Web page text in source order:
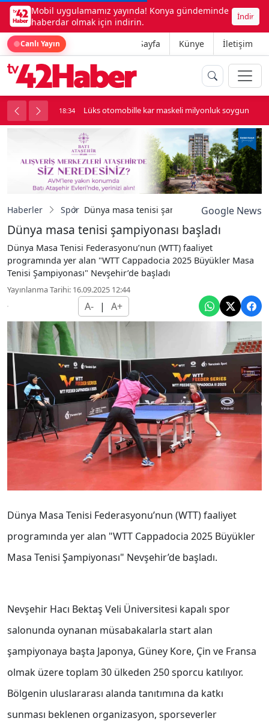
Mobil uygulamamız yayında! Konya gündeminde
haberdar olmak için indirin.
İndir
Canlı Yayın Ana Sayfa Künye İletişim
kavga çıktı 18:34 Lüks otomobille kar maskeli milyonluk soygun
Haberler Spor Dünya masa tenisi şampiyonası başladı
Google News
Dünya masa tenisi şampiyonası başladı
Dünya Masa Tenisi Federasyonu’nun (WTT) faaliyet
programında yer alan "WTT Cappadocia 2025 Büyükler Masa
Tenisi Şampiyonası" Nevşehir’de başladı
Yayınlanma Tarihi: 16.09.2025 12:44
A- | A+
Dünya Masa Tenisi Federasyonu’nun (WTT) faaliyet
programında yer alan "WTT Cappadocia 2025 Büyükler
Masa Tenisi Şampiyonası" Nevşehir’de başladı.
Nevşehir Hacı Bektaş Veli Üniversitesi kapalı spor
salonunda oynanan müsabakalarla start alan
şampiyonaya başta Japonya, Güney Kore, Çin ve Fransa
olmak üzere toplam 30 ülkeden 250 sporcu katılıyor.
Bölgenin uluslararası alanda tanıtımına da katkı
sunması beklenen organizasyon, sporseverler